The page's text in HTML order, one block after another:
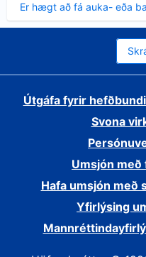
Er hægt að fá auka- eða
sýnt
Útgáfa fyrir
Svona
Umsjón
Hafa umsjón með
Yfirlýsing